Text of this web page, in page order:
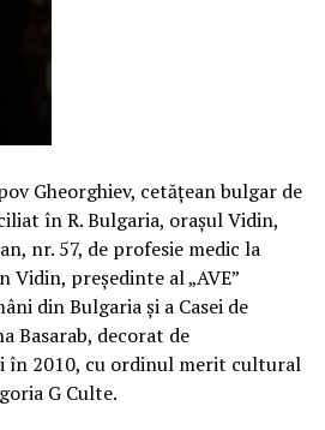
Gheorghiev, cetățean bulgar de
în R. Bulgaria, orașul Vidin,
nr. 57, de profesie medic la
Vidin, președinte al „AVE”
din Bulgaria și a Casei de
Basarab, decorat de
în 2010, cu ordinul merit cultural
G Culte.